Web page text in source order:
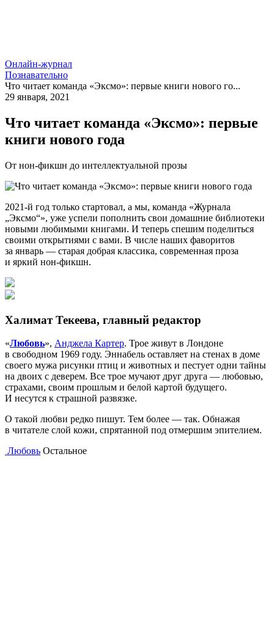
Онлайн-журнал
Познавательно
Что читает команда «Эксмо»: первые книги нового го...
29 января, 2021
Что читает команда «Эксмо»: первые
книги нового года
От нон-фикшн до интеллектуальной прозы
2021-й год только стартовал, а мы, команда «Журнала
„Эксмо“», уже успели пополнить свои домашние библиотеки
новыми любимыми книгами. И теперь спешим поделиться
своими открытиями с вами. В числе наших фаворитов
за январь — старая добрая классика, современная проза
и яркий нон-фикшн.
Халимат Текеева, главный редактор
«Любовь», Анджела Картер. Трое живут в Лондоне
в свободном 1969 году. Эннабель оставляет на стенах в доме
своего мужа рисунки птиц и животных и пестует одни тайны
на двоих с деверем. Все трое мучают друг друга — любовью,
страхами, своим прошлым и белой картой будущего.
И несутся к страшной развязке.
О такой любви редко пишут. Тем более — так. Обнажая
в читателе слой кожи, спрятанной под отмершим эпителием.
Любовь Остальное